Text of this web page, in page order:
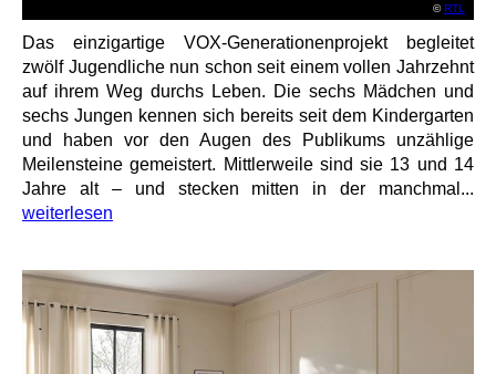
©RTL
Das einzigartige VOX-Generationenprojekt begleitet
zwölf Jugendliche nun schon seit einem vollen Jahrzehnt
auf ihrem Weg durchs Leben. Die sechs Mädchen und
sechs Jungen kennen sich bereits seit dem Kindergarten
und haben vor den Augen des Publikums unzählige
Meilensteine gemeistert. Mittlerweile sind sie 13 und 14
Jahre alt – und stecken mitten in der manchmal...
weiterlesen